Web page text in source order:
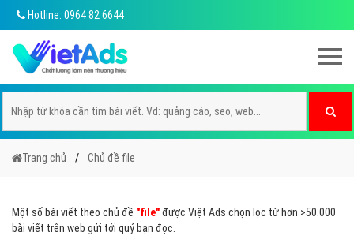
Hotline: 0964 82 6644
Trang chủ Chủ đề file
Một số bài viết theo chủ đề "file"được Việt Ads chọn lọc từ hơn >50.000
bài viết trên web gửi tới quý bạn đọc.